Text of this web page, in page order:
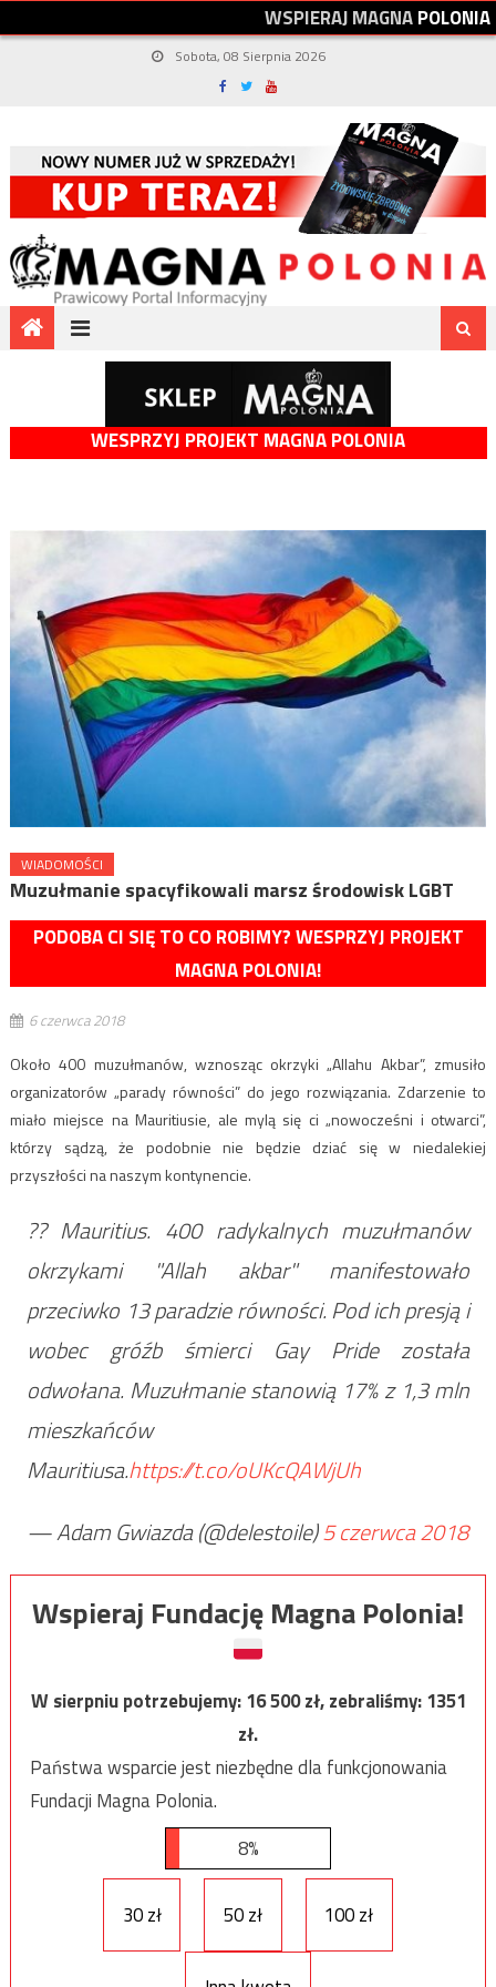
WSPIERAJMAGNAPOLONIA
Sobota, 08 Sierpnia 2026
WESPRZYJ PROJEKT MAGNA POLONIA
WIADOMOŚCI
Muzułmanie spacyfikowali marsz środowisk LGBT
PODOBA CI SIĘ TO CO ROBIMY? WESPRZYJ PROJEKT
MAGNA POLONIA!
6 czerwca 2018
Około 400 muzułmanów, wznosząc okrzyki „Allahu Akbar”, zmusiło
organizatorów „parady równości” do jego rozwiązania. Zdarzenie to
miało miejsce na Mauritiusie, ale mylą się ci „nowocześni i otwarci”,
którzy sądzą, że podobnie nie będzie dziać się w niedalekiej
przyszłości na naszym kontynencie.
?? Mauritius. 400 radykalnych muzułmanów
okrzykami "Allah akbar" manifestowało
przeciwko 13 paradzie równości. Pod ich presją i
wobec gróźb śmierci Gay Pride została
odwołana. Muzułmanie stanowią 17% z 1,3 mln
mieszkańców
Mauritiusa.https://t.co/oUKcQAWjUh
— Adam Gwiazda (@delestoile)5 czerwca 2018
Wspieraj Fundację Magna Polonia!
W sierpniu potrzebujemy:16 500zł, zebraliśmy:1351
zł.
Państwa wsparcie jest niezbędne dla funkcjonowania
Fundacji Magna Polonia.
8%
30 zł 50 zł 100 zł